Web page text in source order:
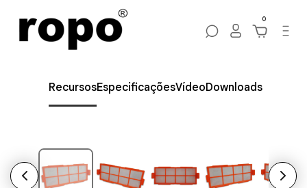
0
RecursosEspecificaçõesVídeoDownloads